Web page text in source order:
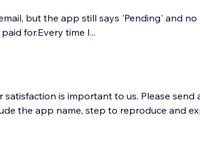
but the app still says 'Pending' and
for.Every time I...
satisfaction is important to us. Please send
the app name, step to reproduce and